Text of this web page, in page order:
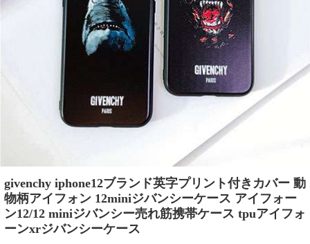
givenchy iphone12ブランド英字プリント付きカバー 動
物柄アイフォン 12miniジバンシーケース アイフォー
ン12/12 miniジバンシー売れ筋携帯ケース tpuアイフォ
ーンxrジバンシーケース